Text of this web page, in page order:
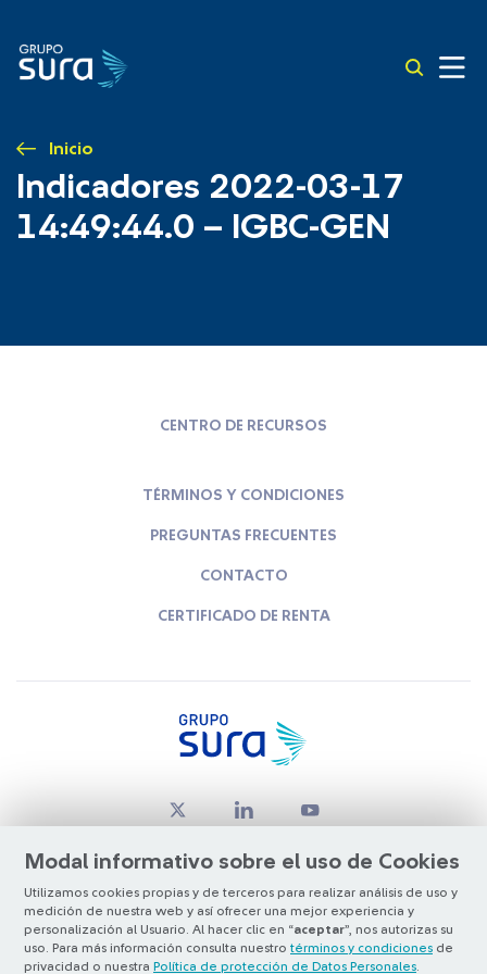
Inicio
Indicadores 2022-03-17
14:49:44.0 – IGBC-GEN
Modal informativo sobre el uso de Cookies
Utilizamos cookies propias y de terceros para realizar análisis de uso y
medición de nuestra web y así ofrecer una mejor experiencia y
personalización al Usuario. Al hacer clic en “aceptar”, nos autorizas su
uso. Para más información consulta nuestro términos y condiciones de
privacidad o nuestra Política de protección de Datos Personales
CENTRO DE RECURSOS
TÉRMINOS Y CONDICIONES
PREGUNTAS FRECUENTES
CONTACTO
CERTIFICADO DE RENTA
© Copyright Grupo SURA 2026